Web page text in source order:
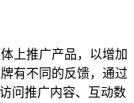
上推广产品，以增加
有不同的反馈，通过
问推广内容、互动数